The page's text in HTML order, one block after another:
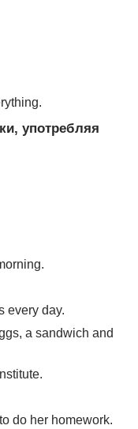
употребляя
every day.
a sandwich and
do her homework.